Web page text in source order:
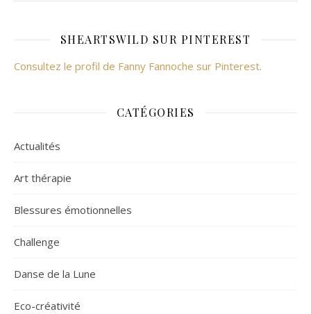
SHEARTSWILD SUR PINTEREST
Consultez le profil de Fanny Fannoche sur Pinterest.
CATÉGORIES
Actualités
Art thérapie
Blessures émotionnelles
Challenge
Danse de la Lune
Eco-créativité